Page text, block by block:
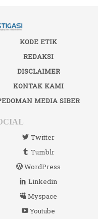
KODE ETIK
REDAKSI
DISCLAIMER
KONTAK KAMI
MEDIA SIBER
Twitter
Tumblr
WordPress
Linkedin
Myspace
Youtube